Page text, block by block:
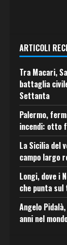
ARTICOLI
Tra Macari,
battaglia
Settanta
Palermo,
incendi: otto
La Sicilia del
campo largo
Longi, dove i
che punta
Angelo
anni nel